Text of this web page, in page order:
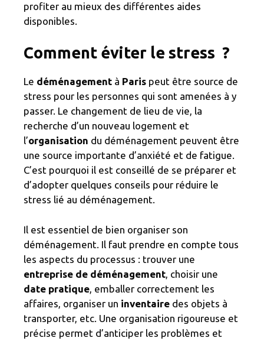
profiter au mieux des différentes aides
disponibles.
Comment éviter le stress ?
Le déménagement à Paris peut être source de
stress pour les personnes qui sont amenées à y
passer. Le changement de lieu de vie, la
recherche d’un nouveau logement et
l’organisation du déménagement peuvent être
une source importante d’anxiété et de fatigue.
C’est pourquoi il est conseillé de se préparer et
d’adopter quelques conseils pour réduire le
stress lié au déménagement.
Il est essentiel de bien organiser son
déménagement. Il faut prendre en compte tous
les aspects du processus : trouver une
entreprise de déménagement, choisir une
date pratique, emballer correctement les
affaires, organiser un inventaire des objets à
transporter, etc. Une organisation rigoureuse et
précise permet d’anticiper les problèmes et